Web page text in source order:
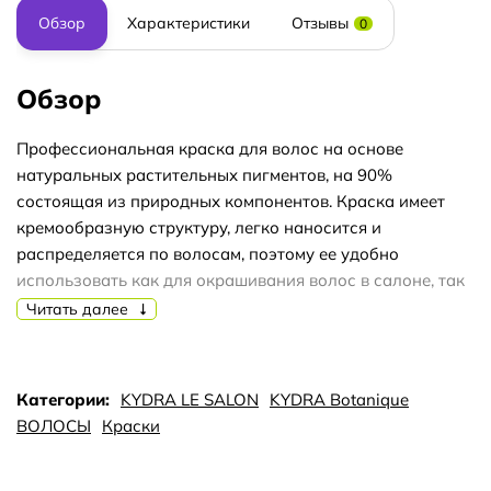
Обзор Характеристики Отзывы 0
Обзор
Профессиональная краска для волос на основе
натуральных растительных пигментов, на 90%
состоящая из природных компонентов. Краска имеет
кремообразную структуру, легко наносится и
распределяется по волосам, поэтому ее удобно
использовать как для окрашивания волос в салоне, так
и в домашних условиях. Даёт глубокое, стойкое
ингредиенты позволяют использовать краску Kydra
Botanique для окрашивания волос во время
Читать далее
Категории: KYDRA LE SALON
KYDRA Botanique
ВОЛОСЫ
Краски